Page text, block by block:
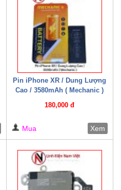
Pin iPhone XR / Dung Lượng
Cao / 3580mAh ( Mechanic )
180,000 đ
Mua Xem